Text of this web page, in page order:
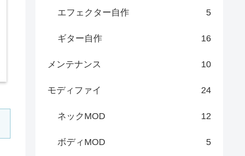
エフェクター自作 5
ギター自作 16
メンテナンス 10
モディファイ 24
ネックMOD 12
ボディMOD 5